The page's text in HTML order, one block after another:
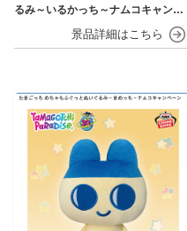
るみ～いるかっち～ナムコキャンペ